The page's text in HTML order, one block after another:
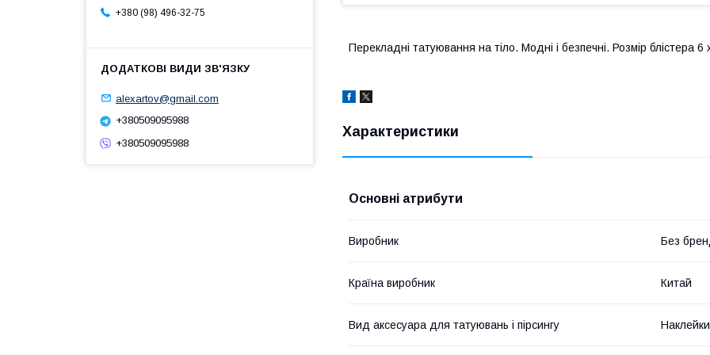
Перекладні татуювання на тіло. Модні і безпечні. Розмір блістера 6
Характеристики
Основні атрибути
Виробник Без
Країна виробник Китай
Вид аксесуара для татуювань і пірсингу
+380 (98) 496-32-75
alexartov@gmail.com
+380509095988
+380509095988